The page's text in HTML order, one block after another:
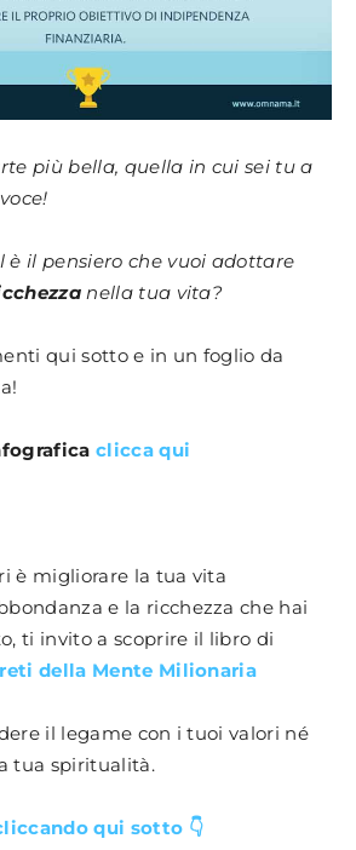
più bella, quella in cui sei tu a
è il pensiero che vuoi adottare
nella tua vita?
qui sotto e in un foglio da
clicca qui
è migliorare la tua vita
e la ricchezza che hai
ti invito a scoprire il libro di
della Mente Milionaria
il legame con i tuoi valori né
tua spiritualità.
qui sotto 👇